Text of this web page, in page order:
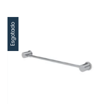
Esgotado